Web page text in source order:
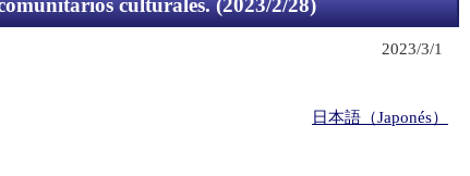
culturales. (2023/2/28)
2023/3/1
日本語（Japonés）